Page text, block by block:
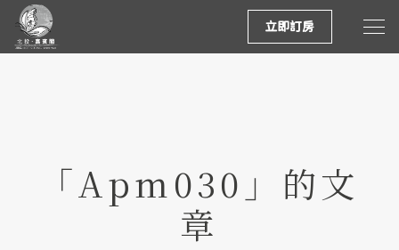
立即訂房
「apm030」的文
章